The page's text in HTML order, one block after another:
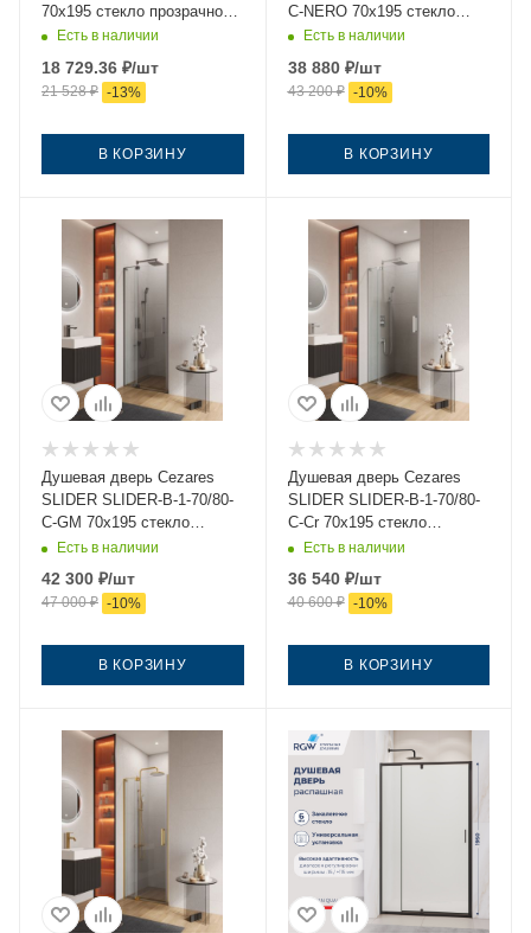
70х195 стекло прозрачное
профиль хром
Есть в наличии
18 729.36 ₽/шт
21 528₽ -13%
В КОРЗИНУ
C-NERO 70х195 стекло
прозрачное профиль
Есть в наличии
38 880₽/шт
43 200₽ -10%
В КОРЗИНУ
Душевая дверь Cezares
SLIDER SLIDER-B-1-70/80-
C-GM 70х195 стекло
прозрачное профиль
оружейная сталь
Есть в наличии
42 300 ₽/шт
47 000₽ -10%
В КОРЗИНУ
Душевая дверь Cezares
SLIDER SLIDER-B-1-70/80-
C-Cr 70х195 стекло
прозрачное профиль хром
Есть в наличии
36 540₽/шт
40 600₽ -10%
В КОРЗИНУ